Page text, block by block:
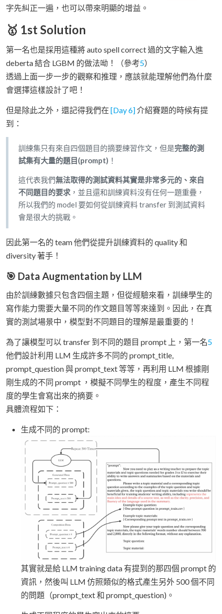
字先糾正一遍，也可以帶來明顯的增益。
🥇 1st Solution
第一名也是採用這種將 auto spell correct 過的文字輸入進
deberta 結合 LGBM 的做法呦！（參考5）
透過上面一步一步的觀察和推理，應該就能理解他們為什麼
會選擇這樣設計了吧！
但是除此之外，還記得我們在 [Day 6]介紹賽題的時候有提
到：
訓練集只有來自四個題目的摘要練習作文，但是完整的測
試集有大量的題目(prompt) ！
這代表我們無法取得的測試資料其實是非常多元的、來自
不同題目的要求 ，並且還和訓練資料沒有任何一題重疊，
所以我們的 model 要如何從訓練資料 transfer 到測試資料
會是很大的挑戰。
因此第一名的 team 他們從提升訓練資料的 quality 和
diversity 著手！
🎯 Data Augmentation by LLM
由於訓練數據只包含四個主題，但從經驗來看，訓練學生的
寫作能力需要大量不同的作文題目等等來達到。因此，在真
實的測試場景中，模型對不同題目的理解是最重要的！
為了讓模型可以 transfer 到不同的題目 prompt 上，第一名5
他們設計利用 LLM 生成許多不同的 prompt_title,
prompt_question 與 prompt_text 等等，再利用 LLM 根據剛
剛生成的不同 prompt ，模擬不同學生的程度，產生不同程
度的學生會寫出來的摘要。
具體流程如下：
生成不同的 prompt:
其實就是給 LLM training data 有提到的那四個 prompt 的
資訊，然後叫 LLM 仿照類似的格式產生另外 500 個不同
的問題（prompt_text 和 prompt_question)。